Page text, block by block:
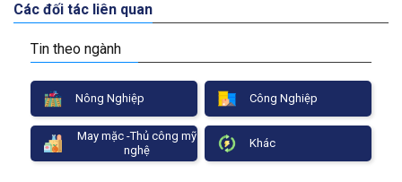
Các đối tác liên quan
Tin theo ngành
Nông Nghiệp Công Nghiệp
May mặc -Thủ công mỹ
nghệ
Khác